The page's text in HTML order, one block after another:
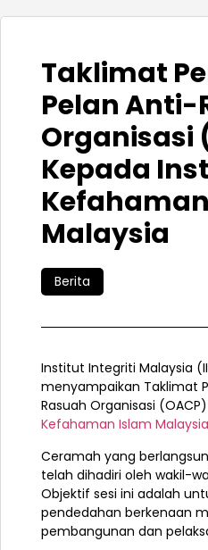
Taklimat
Pelan Anti-
Organisasi
Kepada
Malaysia
Berita
Institut Integriti Malaysia
menyampaikan Taklimat
Rasuah Organisasi
Kefahaman Islam Malaysia
Ceramah yang
telah dihadiri oleh wakil-
Objektif sesi ini adalah
pendedahan berkenaan
pembangunan dan